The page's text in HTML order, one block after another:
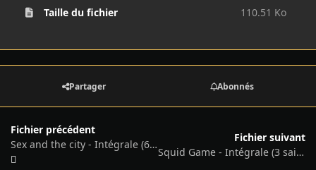
Taille du fichier 110.51 Ko
Partager Abonnés
Fichier précédent
Sex and the city - Intégrale (6 saisons) - 1998/2003
Fichier suivant
Squid Game - Intégrale (3 saisons) - 2021/2025